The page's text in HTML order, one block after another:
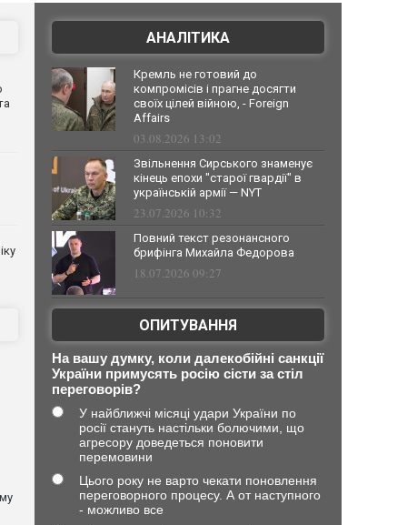
АНАЛІТИКА
Кремль не готовий до
компромісів і прагне досягти
своїх цілей війною, - Foreign
Affairs
03.08.2026 13:02
Звільнення Сирського знаменує
кінець епохи "старої гвардії" в
українській армії — NYT
23.07.2026 10:32
Повний текст резонансного
брифінга Михайла Федорова
18.07.2026 09:27
ОПИТУВАННЯ
На вашу думку, коли далекобійні санкції
України примусять росію сісти за стіл
переговорів?
У найближчі місяці удари України по
росії стануть настільки болючими, що
агресору доведеться поновити
перемовини
Цього року не варто чекати поновлення
переговорного процесу. А от наступного
- можливо все